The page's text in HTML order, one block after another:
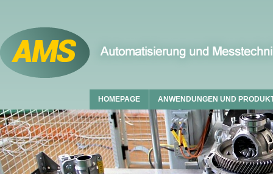
ANWENDUNGEN UND
HOMEPAGE